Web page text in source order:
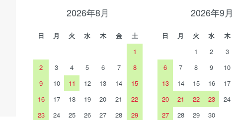
2026年8月
日 月 火 水 木 金
土
1
2
3 4 5 6 7
8
9
10 11 12 13 14
15
16
17 18 19 20 21
22
23
24 25 26 27 28
29
2026年9月
日 月 火 水 木
1
2 3
6
7 8 9 10
13
14 15 16 17
20
21 22 23 24
27
28 29 30